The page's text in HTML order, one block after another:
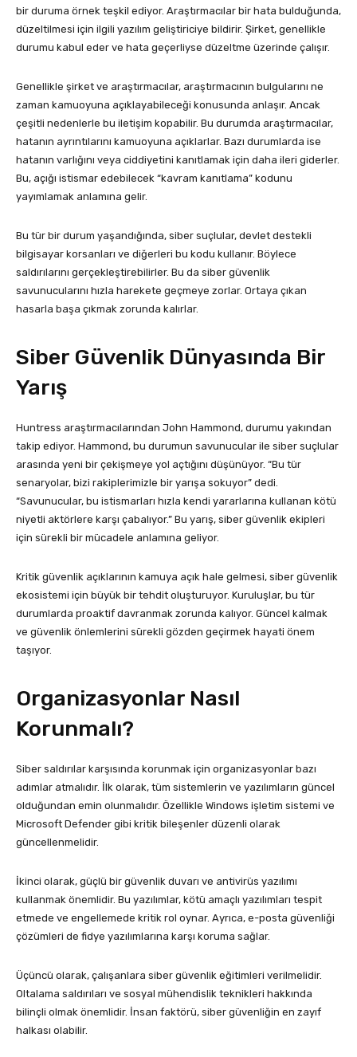
bir duruma örnek teşkil ediyor. Araştırmacılar bir hata bulduğunda,
düzeltilmesi için ilgili yazılım geliştiriciye bildirir. Şirket, genellikle
durumu kabul eder ve hata geçerliyse düzeltme üzerinde çalışır.
Genellikle şirket ve araştırmacılar, araştırmacının bulgularını ne
zaman kamuoyuna açıklayabileceği konusunda anlaşır. Ancak
çeşitli nedenlerle bu iletişim kopabilir. Bu durumda araştırmacılar,
hatanın ayrıntılarını kamuoyuna açıklarlar. Bazı durumlarda ise
hatanın varlığını veya ciddiyetini kanıtlamak için daha ileri giderler.
Bu, açığı istismar edebilecek “kavram kanıtlama” kodunu
yayımlamak anlamına gelir.
Bu tür bir durum yaşandığında, siber suçlular, devlet destekli
bilgisayar korsanları ve diğerleri bu kodu kullanır. Böylece
saldırılarını gerçekleştirebilirler. Bu da siber güvenlik
savunucularını hızla harekete geçmeye zorlar. Ortaya çıkan
hasarla başa çıkmak zorunda kalırlar.
Siber Güvenlik Dünyasında Bir
Yarış
Huntress araştırmacılarından John Hammond, durumu yakından
takip ediyor. Hammond, bu durumun savunucular ile siber suçlular
arasında yeni bir çekişmeye yol açtığını düşünüyor. “Bu tür
senaryolar, bizi rakiplerimizle bir yarışa sokuyor” dedi.
“Savunucular, bu istismarları hızla kendi yararlarına kullanan kötü
niyetli aktörlere karşı çabalıyor.” Bu yarış, siber güvenlik ekipleri
için sürekli bir mücadele anlamına geliyor.
Kritik güvenlik açıklarının kamuya açık hale gelmesi, siber güvenlik
ekosistemi için büyük bir tehdit oluşturuyor. Kuruluşlar, bu tür
durumlarda proaktif davranmak zorunda kalıyor. Güncel kalmak
ve güvenlik önlemlerini sürekli gözden geçirmek hayati önem
taşıyor.
Organizasyonlar Nasıl
Korunmalı?
Siber saldırılar karşısında korunmak için organizasyonlar bazı
adımlar atmalıdır. İlk olarak, tüm sistemlerin ve yazılımların güncel
olduğundan emin olunmalıdır. Özellikle Windows işletim sistemi ve
Microsoft Defender gibi kritik bileşenler düzenli olarak
güncellenmelidir.
İkinci olarak, güçlü bir güvenlik duvarı ve antivirüs yazılımı
kullanmak önemlidir. Bu yazılımlar, kötü amaçlı yazılımları tespit
etmede ve engellemede kritik rol oynar. Ayrıca, e-posta güvenliği
çözümleri de fidye yazılımlarına karşı koruma sağlar.
Üçüncü olarak, çalışanlara siber güvenlik eğitimleri verilmelidir.
Oltalama saldırıları ve sosyal mühendislik teknikleri hakkında
bilinçli olmak önemlidir. İnsan faktörü, siber güvenliğin en zayıf
halkası olabilir.